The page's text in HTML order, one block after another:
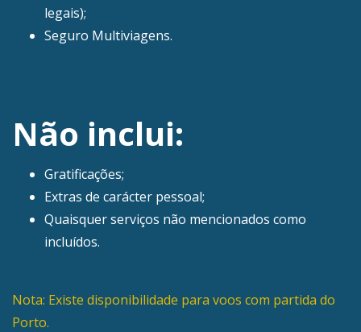
legais);
Seguro Multiviagens.
Não inclui:
Gratificações;
Extras de carácter pessoal;
Quaisquer serviços não mencionados como
incluídos.
Nota: Existe disponibilidade para voos com partida do
Porto.